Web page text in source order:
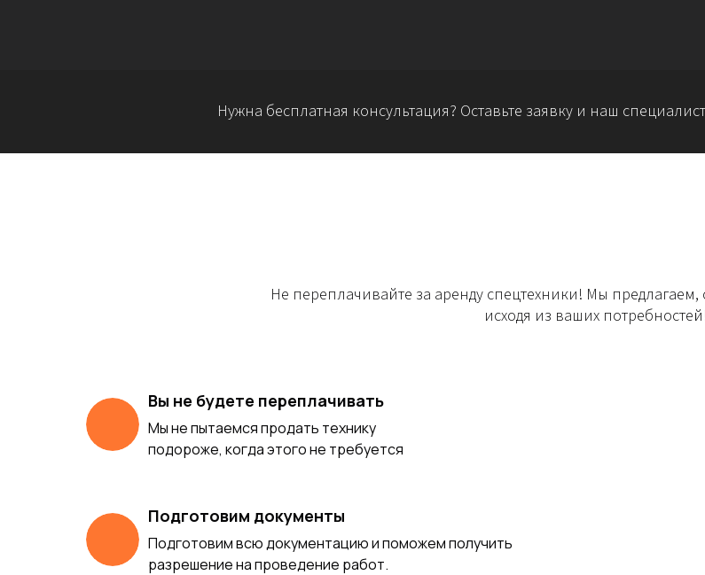
Нужна бесплатная консультация? Оставьте заявку и наш
Не переплачивайте за аренду спецтехники! Мы
исходя из ваших
Вы не будете переплачивать
Мы не пытаемся продать технику
подороже, когда этого не требуется
Подготовим документы
Подготовим всю документацию и поможем получить
разрешение на проведение работ.